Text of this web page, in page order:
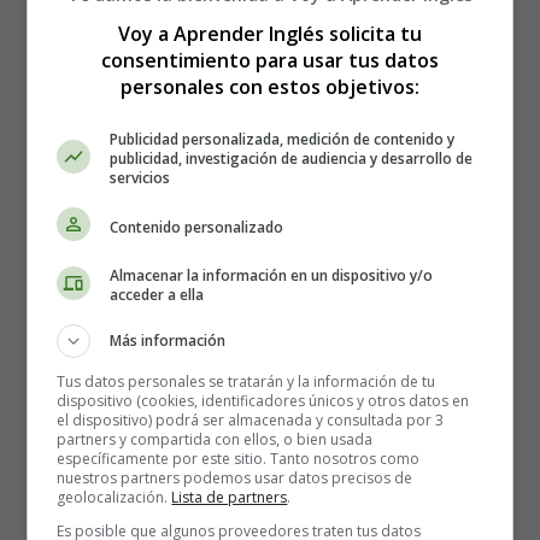
Canciones para Niños en Inglés:
Estaciones del año, Otoño - Songs
for Children in English:
Seasons, Autumn
Apple round, apple red
Voy a Aprender Inglés solicita tu
consentimiento para usar tus datos
personales con estos objetivos:
Publicidad personalizada, medición de contenido y
publicidad, investigación de audiencia y desarrollo de
servicios
Contenido personalizado
Almacenar la información en un dispositivo y/o
acceder a ella
Más información
Tus datos personales se tratarán y la información de tu
dispositivo (cookies, identificadores únicos y otros datos en
el dispositivo) podrá ser almacenada y consultada por 3
partners y compartida con ellos, o bien usada
específicamente por este sitio. Tanto nosotros como
nuestros partners podemos usar datos precisos de
geolocalización. Lista de partners.
Es posible que algunos proveedores traten tus datos